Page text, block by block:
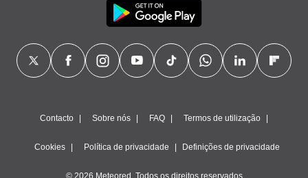
Contacto Sobre nós FAQ Termos de utilização
Cookies Política de privacidade Definições de privacidade
© 2026 Meteored. Todos os direitos reservados